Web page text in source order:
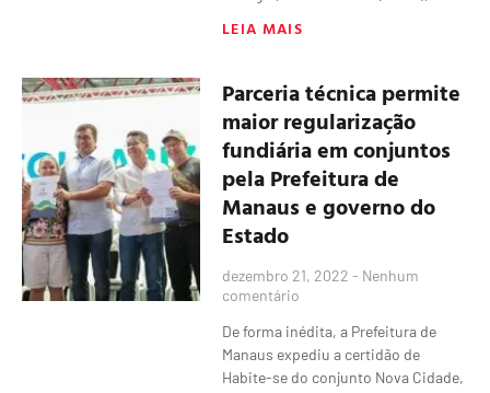
LEIA MAIS
Parceria técnica permite
maior regularização
fundiária em conjuntos
pela Prefeitura de
Manaus e governo do
Estado
dezembro 21, 2022 Nenhum
comentário
De forma inédita, a Prefeitura de
Manaus expediu a certidão de
Habite-se do conjunto Nova Cidade,